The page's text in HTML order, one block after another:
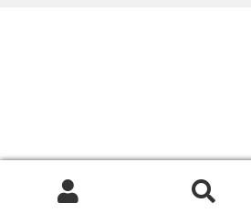
Keresés
Keresés